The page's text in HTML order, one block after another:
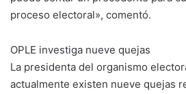
proceso electoral», comentó.
OPLE investiga nueve quejas
La presidenta del organismo
actualmente existen nueve quejas